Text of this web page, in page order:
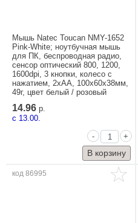
Мышь Natec Toucan NMY-1652
Pink-White; ноутбучная мышь
для ПК, беспроводная радио,
сенсор оптический 800, 1200,
1600dpi, 3 кнопки, колесо с
нажатием, 2xAA, 100x60x38мм,
49г, цвет белый / розовый
14.96 р.
c 13.00.
-
+
код 86995